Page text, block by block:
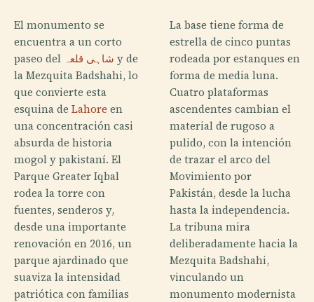
El monumento se
encuentra a un corto
paseo del شاہی قلعہ y de
la Mezquita Badshahi, lo
que convierte esta
esquina de Lahore en
una concentración casi
absurda de historia
mogol y pakistaní. El
Parque Greater Iqbal
rodea la torre con
fuentes, senderos y,
desde una importante
renovación en 2016, un
parque ajardinado que
suaviza la intensidad
patriótica con familias
La base tiene forma de
estrella de cinco puntas
rodeada por estanques en
forma de media luna.
Cuatro plataformas
ascendentes cambian el
material de rugoso a
pulido, con la intención
de trazar el arco del
Movimiento por
Pakistán, desde la lucha
hasta la independencia.
La tribuna mira
deliberadamente hacia la
Mezquita Badshahi,
vinculando un
monumento modernista